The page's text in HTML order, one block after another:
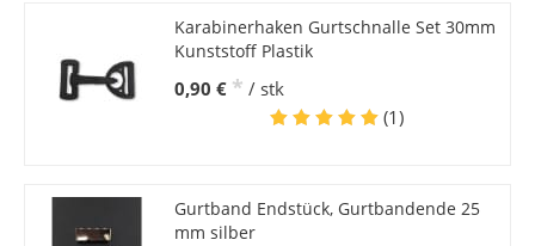
Karabinerhaken Gurtschnalle Set 30mm
Kunststoff Plastik
0,90 € * / stk
(1)
Gurtband Endstück, Gurtbandende 25
mm silber